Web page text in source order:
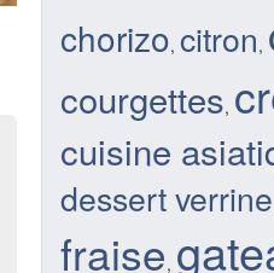
chorizo, citron,
courgettes,
cuisine
dessert verrine
fraise,